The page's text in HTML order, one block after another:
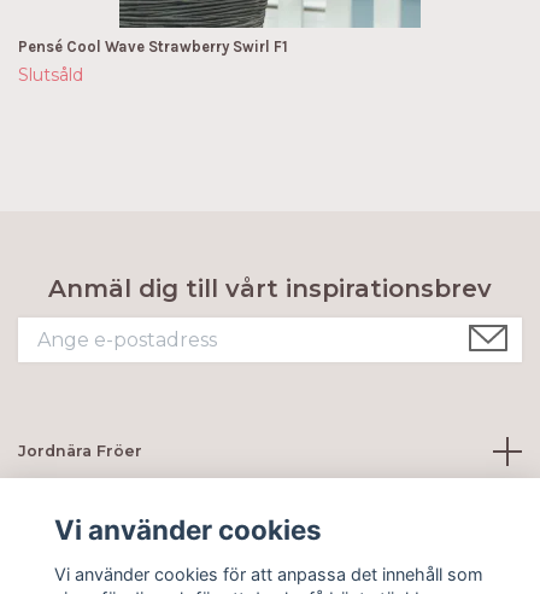
Pensé Cool Wave Strawberry Swirl F1
Slutsåld
Anmäl dig till vårt inspirationsbrev
Jordnära Fröer
Sociala medier
Vi använder cookies
Vi använder cookies för att anpassa det innehåll som